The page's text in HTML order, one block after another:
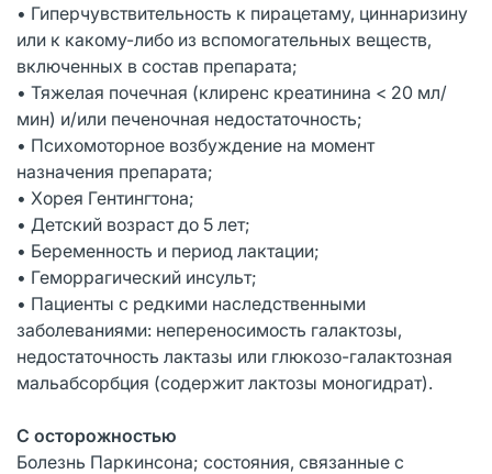
• Гиперчувствительность к пирацетаму, циннаризину
или к какому-либо из вспомогательных веществ,
включенных в состав препарата;
• Тяжелая почечная (клиренс креатинина < 20 мл/
мин) и/или печеночная недостаточность;
• Психомоторное возбуждение на момент
назначения препарата;
• Хорея Гентингтона;
• Детский возраст до 5 лет;
• Беременность и период лактации;
• Геморрагический инсульт;
• Пациенты с редкими наследственными
заболеваниями: непереносимость галактозы,
недостаточность лактазы или глюкозо-галактозная
мальабсорбция (содержит лактозы моногидрат).
С осторожностью
Болезнь Паркинсона; состояния, связанные с